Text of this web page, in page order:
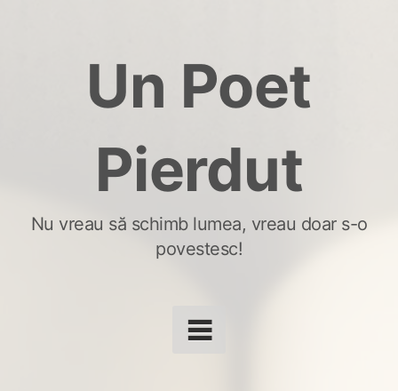
Un Poet
Pierdut
Nu vreau să schimb lumea, vreau doar s-o
povestesc!